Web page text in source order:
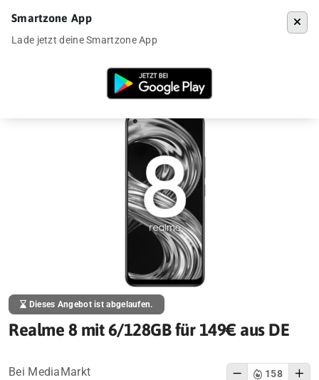
»Realme 8 mit 6/128GB für 149€ aus DE
Dieses Angebot ist abgelaufen.
Realme 8 mit 6/128GB für 149€ aus DE
Bei MediaMarkt 158
Smartzone App
Lade jetzt deine Smartzone App